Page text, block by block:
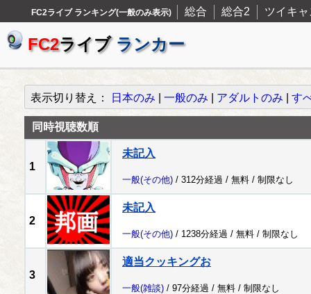
FC2ライブ ランキング(一般のみ表示) 総合 総合2 ツイキャ
FC2ライブ ランカー
表示切り替え： 日本のみ 一般のみ アダルトのみ す
同時視聴数順
1
未記入
一般(その他) / 312分経過 / 無料 / 制限なし
2
未記入
一般(その他) / 1238分経過 / 無料 / 制限なし
3
適当クッキングお
一般(雑談) / 97分経過 / 無料 / 制限なし